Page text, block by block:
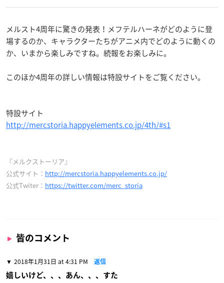
メルスト4周年に驚きの発表！メフテルハーネがどのように登
場するのか、キャラクターたちがアニメ内でどのように動くの
か、いまから楽しみですね。続報をお楽しみに。
このほか4周年の詳しい情報は特設サイトをご覧ください。
特設サイト
http://mercstoria.happyelements.co.jp/4th/#s1
『メルクストーリア』
公式サイト： http://mercstoria.happyelements.co.jp/
公式Twiter： https://twitter.com/merc_storia
皆のコメント
2018年1月31日 at 4:31 PM 返信
嬉しいけど、、、あん、、、すた